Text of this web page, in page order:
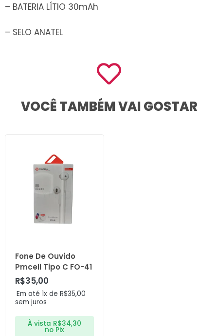
– BATERIA LÍTIO 30mAh
– SELO ANATEL
VOCÊ TAMBÉM VAI GOSTAR
Fone De Ouvido
Pmcell Tipo C FO-41
R$35,00
Em até 1x deR$35,00
sem juros
À vista R$34,30
no Pix